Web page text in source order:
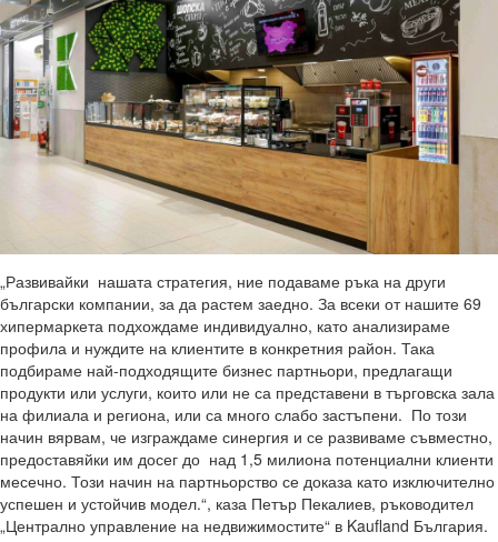
„Развивайки нашата стратегия, ние подаваме ръка на други
български компании, за да растем заедно. За всеки от нашите 69
хипермаркета подхождаме индивидуално, като анализираме
профила и нуждите на клиентите в конкретния район. Така
подбираме най-подходящите бизнес партньори, предлагащи
продукти или услуги, които или не са представени в търговска зала
на филиала и региона, или са много слабо застъпени. По този
начин вярвам, че изграждаме синергия и се развиваме съвместно,
предоставяйки им досег до над 1,5 милиона потенциални клиенти
месечно. Този начин на партньорство се доказа като изключително
успешен и устойчив модел.“, каза Петър Пекалиев, ръководител
„Централно управление на недвижимостите“ в Kaufland България.